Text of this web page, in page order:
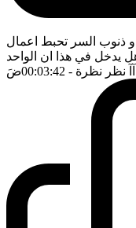
ذنوب السر تحبط اعمال
يدخل في هذا ان الواحد
نظر نظرة - 00:03:42 ضَ